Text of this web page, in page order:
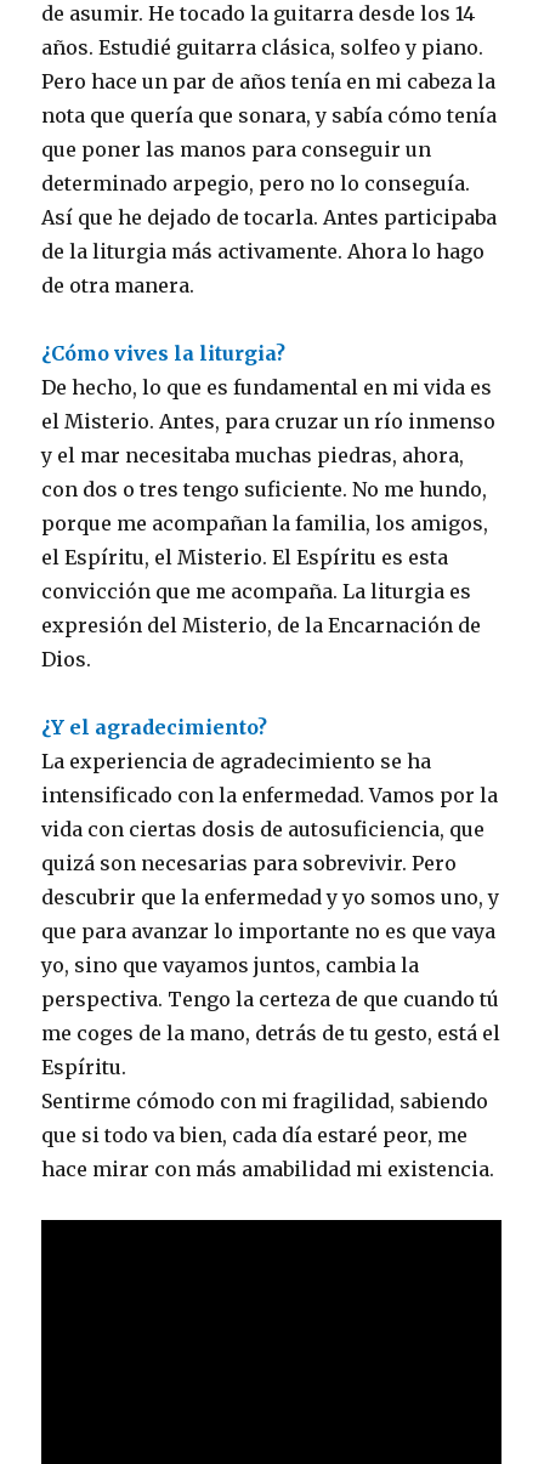
de asumir. He tocado la guitarra desde los 14
años. Estudié guitarra clásica, solfeo y piano.
Pero hace un par de años tenía en mi cabeza la
nota que quería que sonara, y sabía cómo tenía
que poner las manos para conseguir un
determinado arpegio, pero no lo conseguía.
Así que he dejado de tocarla. Antes participaba
de la liturgia más activamente. Ahora lo hago
de otra manera.
¿Cómo vives la liturgia?
De hecho, lo que es fundamental en mi vida es
el Misterio. Antes, para cruzar un río inmenso
y el mar necesitaba muchas piedras, ahora,
con dos o tres tengo suficiente. No me hundo,
porque me acompañan la familia, los amigos,
el Espíritu, el Misterio. El Espíritu es esta
convicción que me acompaña. La liturgia es
expresión del Misterio, de la Encarnación de
Dios.
¿Y el agradecimiento?
La experiencia de agradecimiento se ha
intensificado con la enfermedad. Vamos por la
vida con ciertas dosis de autosuficiencia, que
quizá son necesarias para sobrevivir. Pero
descubrir que la enfermedad y yo somos uno, y
que para avanzar lo importante no es que vaya
yo, sino que vayamos juntos, cambia la
perspectiva. Tengo la certeza de que cuando tú
me coges de la mano, detrás de tu gesto, está el
Espíritu.
Sentirme cómodo con mi fragilidad, sabiendo
que si todo va bien, cada día estaré peor, me
hace mirar con más amabilidad mi existencia.